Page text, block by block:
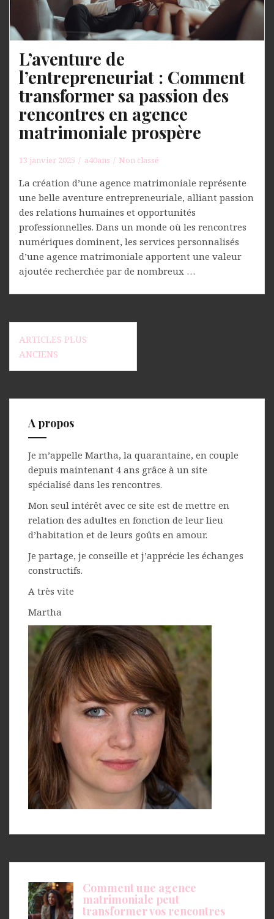
L’aventure de
l’entrepreneuriat : Comment
transformer sa passion des
rencontres en agence
matrimoniale prospère
13 janvier 2025 a40ans Non classé
La création d’une agence matrimoniale représente
une belle aventure entrepreneuriale, alliant passion
des relations humaines et opportunités
professionnelles. Dans un monde où les rencontres
numériques dominent, les services personnalisés
d’une agence matrimoniale apportent une valeur
ajoutée recherchée par de nombreux …
Navigation
des
articles
ARTICLES PLUS
ANCIENS
A propos
Je m’appelle Martha, la quarantaine, en couple
depuis maintenant 4 ans grâce à un site
spécialisé dans les rencontres.
Mon seul intérêt avec ce site est de mettre en
relation des adultes en fonction de leur lieu
d’habitation et de leurs goûts en amour.
Je partage, je conseille et j’apprécie les échanges
constructifs.
A très vite
Martha
Comment une agence
matrimoniale peut
transformer vos rencontres